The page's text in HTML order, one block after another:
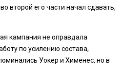
второй его части начал сдавать,
кампания не оправдала
по усилению состава,
Уокер и Хименес, но в